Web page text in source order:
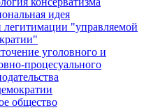
идея
легитимации "управляемой
уголовного и
процесуального
общество